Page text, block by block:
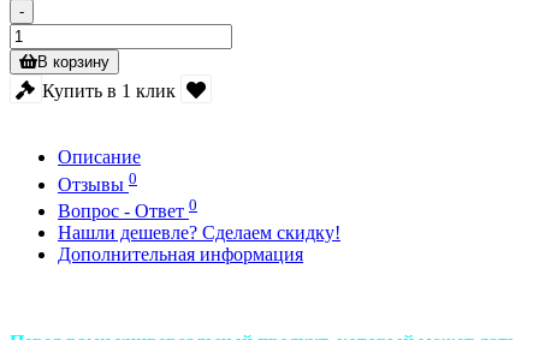
-
В корзину
Купить в 1 клик
Описание
Отзывы 0
Вопрос - Ответ 0
Нашли дешевле? Сделаем скидку!
Дополнительная информация